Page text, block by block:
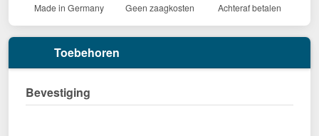
Made in Germany Geen zaagkosten Achteraf betalen
Toebehoren
Bevestiging